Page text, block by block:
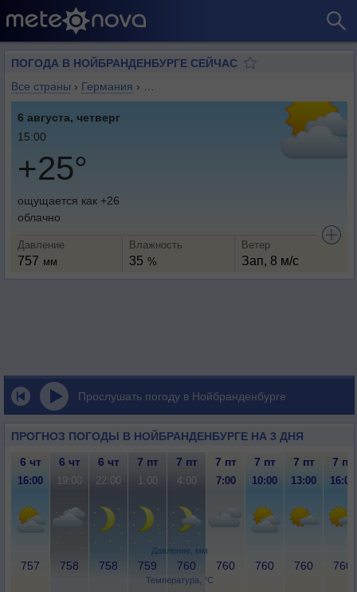
ПОГОДА В НОЙБРАНДЕНБУРГЕ СЕЙЧАС
Все страны › Германия ›
6 августа, четверг
15:00
+25°
ощущается как +26
облачно
Давление
757 мм
Влажность
35 %
Ветер
Зап, 8 м/с
Прослушать погоду в Нойбранденбурге
ПРОГНОЗ ПОГОДЫ В НОЙБРАНДЕНБУРГЕ НА 3 ДНЯ
Давление, мм
Температура, °C
6 чт 6 чт 6 чт 7 пт 7 пт 7 пт 7 пт 7 пт 7 пт
16:00 19:00 22:00 1:00 4:00 7:00 10:00 13:00 16:00
757 758 758 759 760 760 760 760 760